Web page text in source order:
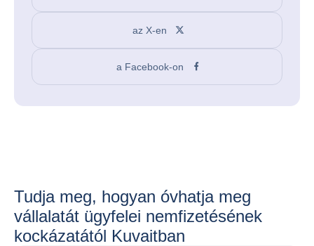
az X-en
a Facebook-on
Tudja meg, hogyan óvhatja meg
vállalatát ügyfelei nemfizetésének
kockázatától Kuvaitban